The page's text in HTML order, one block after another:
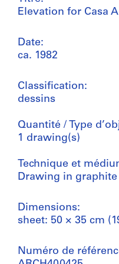
Elevation for Casa
Date:
ca. 1982
Classification:
dessins
Quantité / Type
1 drawing(s)
Technique et
Drawing in
Dimensions:
sheet: 50 × 35 cm
Numéro de